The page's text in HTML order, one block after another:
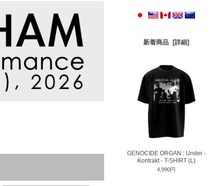
新着商品 [詳細]
GENOCIDE ORGAN : Under -
Kontrakt - T-SHIRT (L)
4,990円